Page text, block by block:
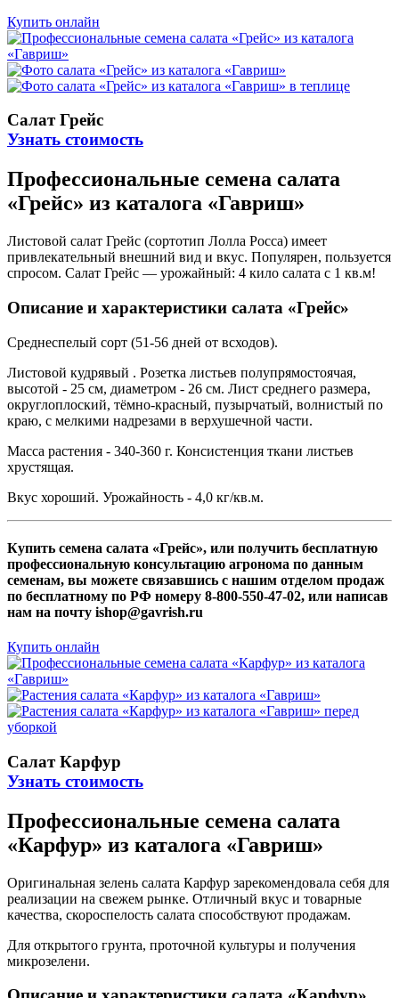
Купить онлайн
Салат Грейс
Узнать стоимость
Профессиональные семена салата
«Грейс» из каталога «Гавриш»
Листовой салат Грейс (сортотип Лолла Росса) имеет
привлекательный внешний вид и вкус. Популярен, пользуется
спросом. Салат Грейс — урожайный: 4 кило салата с 1 кв.м!
Описание и характеристики салата «Грейс»
Среднеспелый сорт (51-56 дней от всходов).
Листовой кудрявый . Розетка листьев полупрямостоячая,
высотой - 25 см, диаметром - 26 см. Лист среднего размера,
округлоплоский, тёмно-красный, пузырчатый, волнистый по
краю, с мелкими надрезами в верхушечной части.
Масса растения - 340-360 г. Консистенция ткани листьев
хрустящая.
Вкус хороший. Урожайность - 4,0 кг/кв.м.
Купить семена салата «Грейс», или получить бесплатную
профессиональную консультацию агронома по данным
семенам, вы можете связавшись с нашим отделом продаж
по бесплатному по РФ номеру 8-800-550-47-02, или написав
нам на почту ishop@gavrish.ru
Купить онлайн
Салат Карфур
Узнать стоимость
Профессиональные семена салата
«Карфур» из каталога «Гавриш»
Оригинальная зелень салата Карфур зарекомендовала себя для
реализации на свежем рынке. Отличный вкус и товарные
качества, скороспелость салата способствуют продажам.
Для открытого грунта, проточной культуры и получения
микрозелени.